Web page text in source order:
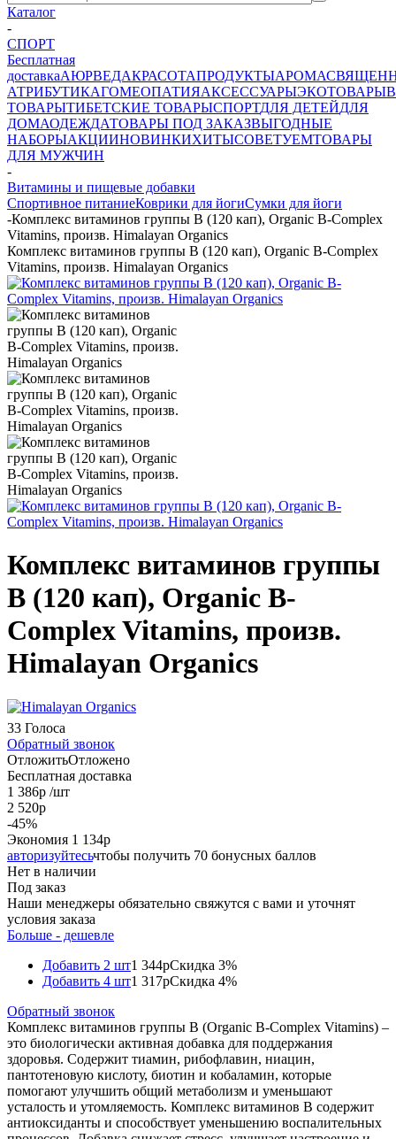
Каталог
-
СПОРТ
Бесплатная
доставкаАЮРВЕДАКРАСОТАПРОДУКТЫАРОМА
АТРИБУТИКАГОМЕОПАТИЯАКСЕССУАРЫЭКОТОВАРЫ
ТОВАРЫТИБЕТСКИЕ ТОВАРЫСПОРТДЛЯ ДЕТЕЙДЛЯ
ДОМАОДЕЖДАТОВАРЫ ПОД ЗАКАЗВЫГОДНЫЕ
НАБОРЫАКЦИИНОВИНКИХИТЫСОВЕТУЕМТОВАРЫ
ДЛЯ МУЖЧИН
-
Витамины и пищевые добавки
Спортивное питаниеКоврики для йогиСумки для йоги
-Комплекс витаминов группы В (120 кап), Organic B-Complex
Vitamins, произв. Himalayan Organics
Комплекс витаминов группы В (120 кап), Organic B-Complex
Vitamins, произв. Himalayan Organics
Комплекс витаминов группы
В (120 кап), Organic B-
Complex Vitamins, произв.
Himalayan Organics
33 Голоса
Обратный звонок
ОтложитьОтложено
Бесплатная доставка
1 386р /шт
2 520р
-45%
Экономия 1 134р
авторизуйтесьчтобы получить 70 бонусных баллов
Нет в наличии
Под заказ
Наши менеджеры обязательно свяжутся с вами и уточнят
условия заказа
Больше - дешевле
Добавить 2 шт1 344рСкидка 3%
Добавить 4 шт1 317рСкидка 4%
Обратный звонок
Комплекс витаминов группы В (Organic B-Complex Vitamins) –
это биологически активная добавка для поддержания
здоровья. Содержит тиамин, рибофлавин, ниацин,
пантотеновую кислоту, биотин и кобаламин, которые
помогают улучшить общий метаболизм и уменьшают
усталость и утомляемость. Комплекс витаминов B содержит
антиоксиданты и способствует уменьшению воспалительных